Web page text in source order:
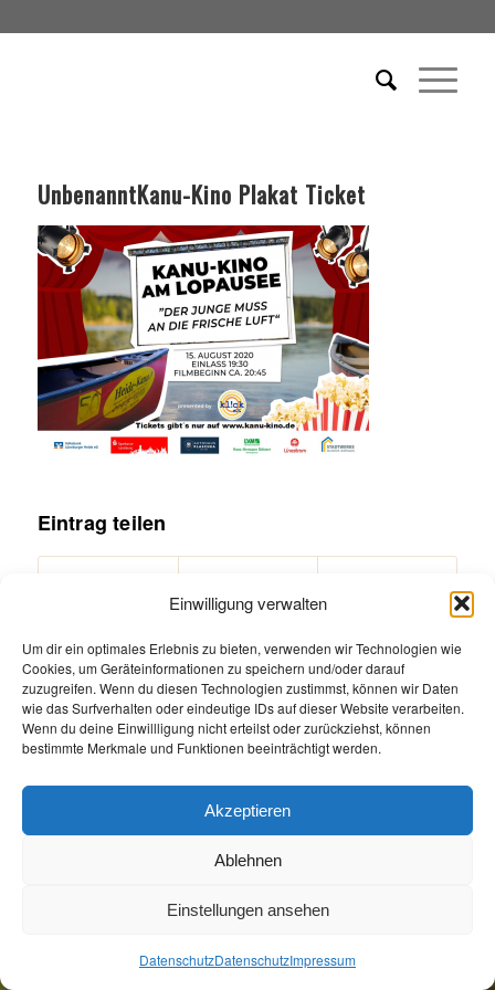
Einwilligung verwalten
Um dir ein optimales Erlebnis zu bieten, verwenden wir Technologien wie
Cookies, um Geräteinformationen zu speichern und/oder darauf
zuzugreifen. Wenn du diesen Technologien zustimmst, können wir Daten
wie das Surfverhalten oder eindeutige IDs auf dieser Website verarbeiten.
Wenn du deine Einwillligung nicht erteilst oder zurückziehst, können
bestimmte Merkmale und Funktionen beeinträchtigt werden.
Akzeptieren
Ablehnen
Einstellungen ansehen
DatenschutzDatenschutzImpressum
UnbenanntKanu-Kino Plakat Ticket
Eintrag teilen
Allgemeine Geschäftsbedingungen
Jetzt Buchen